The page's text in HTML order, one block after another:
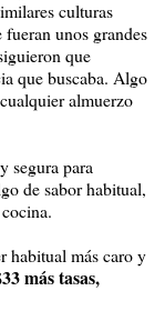
culturas
unos grandes
que
que buscaba. Algo
almuerzo
segura para
de sabor habitual,
habitual más caro y
más tasas,